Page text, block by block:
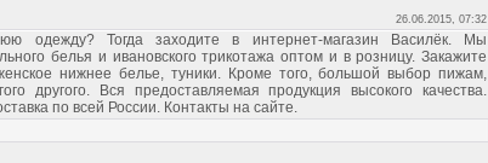
26.06.2015, 07:32
одежду? Тогда заходите в интернет-магазин Василёк. Мы
белья и ивановского трикотажа оптом и в розницу. Закажите
нижнее белье, туники. Кроме того, большой выбор пижам,
другого. Вся предоставляемая продукция высокого качества.
по всей России. Контакты на сайте.